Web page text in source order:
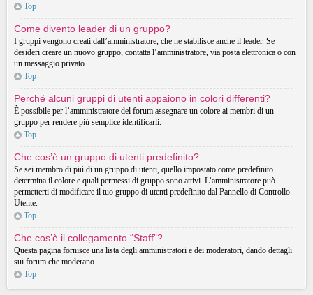
Top
Come divento leader di un gruppo?
I gruppi vengono creati dall’amministratore, che ne stabilisce anche il leader. Se
desideri creare un nuovo gruppo, contatta l’amministratore, via posta elettronica o con
un messaggio privato.
Top
Perché alcuni gruppi di utenti appaiono in colori differenti?
È possibile per l’amministratore del forum assegnare un colore ai membri di un
gruppo per rendere piú semplice identificarli.
Top
Che cos’è un gruppo di utenti predefinito?
Se sei membro di piú di un gruppo di utenti, quello impostato come predefinito
determina il colore e quali permessi di gruppo sono attivi. L’amministratore può
permetterti di modificare il tuo gruppo di utenti predefinito dal Pannello di Controllo
Utente.
Top
Che cos’è il collegamento “Staff”?
Questa pagina fornisce una lista degli amministratori e dei moderatori, dando dettagli
sui forum che moderano.
Top